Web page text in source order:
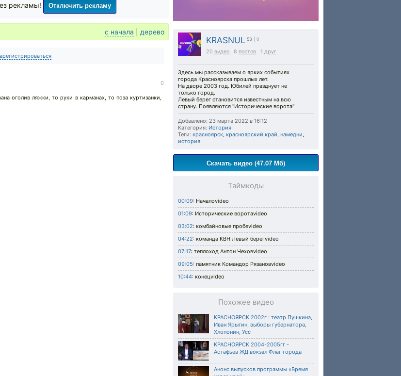
KRASNUL 53 | 0
20 видео 8 постов 1 друг
Здесь мы рассказываем о ярких событиях
города Красноярска прошлых лет.
На дворе 2003 год. Юбилей празднует не
только город.
Левый берег становится известным на всю
страну. Появляются "Исторические ворота"
Добавлено: 23 марта 2022 в 16:12
Категория: История
Теги: красноярск, красноярский край, намедни,
история
Скачать видео (47.07 Мб)
Таймкоды
00:09: Началоvideo
01:09: Исторические воротаvideo
03:02: комбайновые пробеvideo
04:22: команда КВН Левый берегvideo
07:17: теплоход Антон Чеховvideo
09:05: памятник Командор Рязановvideo
10:44: конецvideo
Похожее видео
КРАСНОЯРСК 2002г : театр Пушкина,
Иван Ярыгин, выборы губернатора,
Хлопонин, Усс
КРАСНОЯРСК 2004-2005гг -
Астафьев ЖД вокзал Флаг города
Анонс выпусков программы «Время
рекламы! Отключить рекламу
с начала дерево
0
оголив ляжки, то руки в карманах, то поза куртизанки,